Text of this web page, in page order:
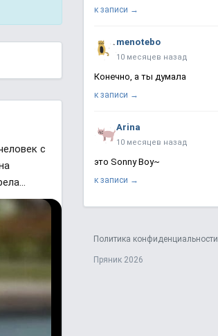
с
к записи →
menotebo
10 месяцев назад
Конечно, а ты думала
к записи →
Arina
10 месяцев назад
это Sonny Boy~
к записи →
Политика конфиденциальности
Пряник 2026